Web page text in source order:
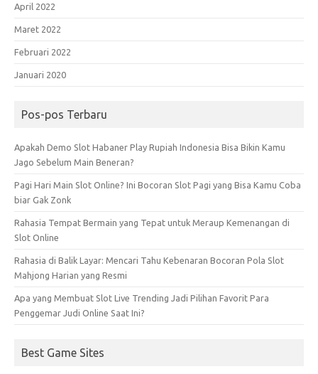
April 2022
Maret 2022
Februari 2022
Januari 2020
Pos-pos Terbaru
Apakah Demo Slot Habaner Play Rupiah Indonesia Bisa Bikin Kamu
Jago Sebelum Main Beneran?
Pagi Hari Main Slot Online? Ini Bocoran Slot Pagi yang Bisa Kamu Coba
biar Gak Zonk
Rahasia Tempat Bermain yang Tepat untuk Meraup Kemenangan di
Slot Online
Rahasia di Balik Layar: Mencari Tahu Kebenaran Bocoran Pola Slot
Mahjong Harian yang Resmi
Apa yang Membuat Slot Live Trending Jadi Pilihan Favorit Para
Penggemar Judi Online Saat Ini?
Best Game Sites